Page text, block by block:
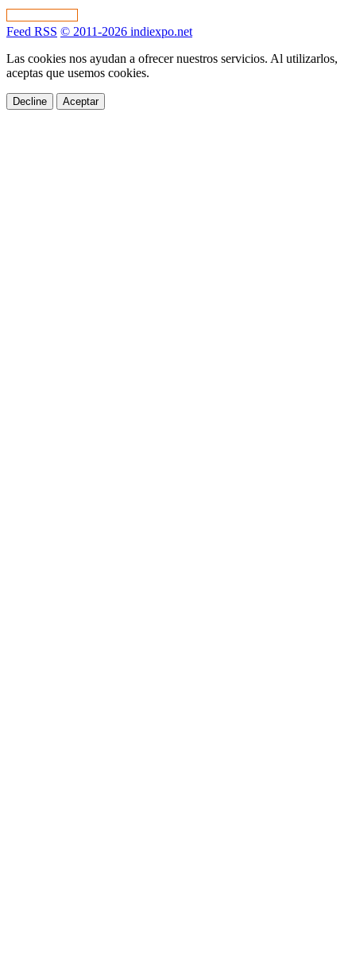
Feed RSS © 2011-2026 indiexpo.net
Las cookies nos ayudan a ofrecer nuestros servicios. Al utilizarlos,
aceptas que usemos cookies.
Decline Aceptar